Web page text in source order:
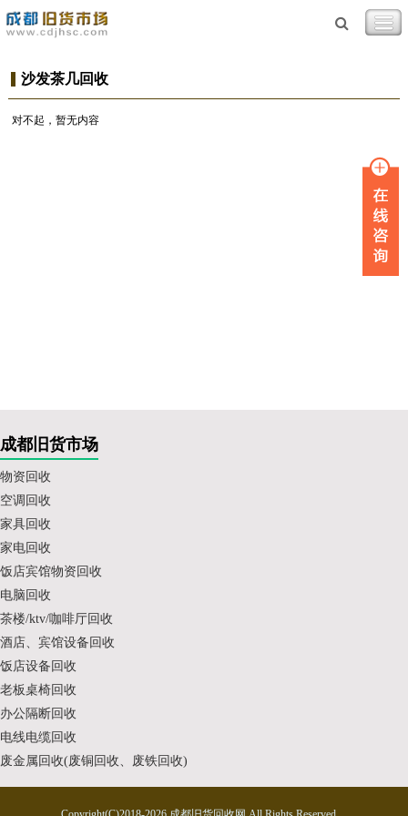
沙发茶几回收
对不起，暂无内容
成都旧货市场
物资回收
空调回收
家具回收
家电回收
饭店宾馆物资回收
电脑回收
茶楼/ktv/咖啡厅回收
酒店、宾馆设备回收
饭店设备回收
老板桌椅回收
办公隔断回收
电线电缆回收
废金属回收(废铜回收、废铁回收)